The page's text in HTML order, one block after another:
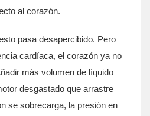
al corazón.
pasa desapercibido. Pero
cardíaca, el corazón ya no
más volumen de líquido
desgastado que arrastre
se sobrecarga, la presión en